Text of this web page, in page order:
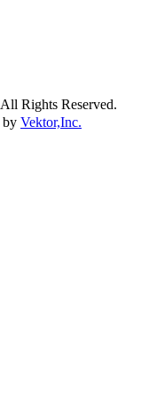
All Rights Reserved.
by Vektor,Inc.